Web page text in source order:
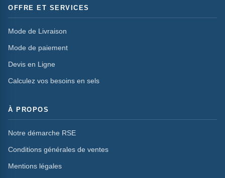
OFFRE ET SERVICES
Mode de Livraison
Mode de paiement
Devis en Ligne
Calculez vos besoins en sels
À PROPOS
Notre démarche RSE
Conditions générales de ventes
Mentions légales